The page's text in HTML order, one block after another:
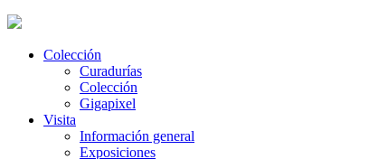
Colección
Curadurías
Colección
Gigapixel
Visita
Información general
Exposiciones